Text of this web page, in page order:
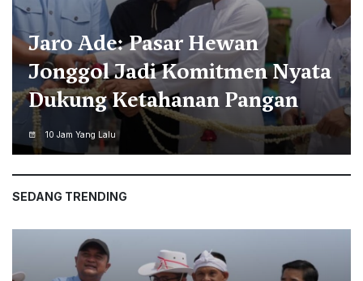
Dedie Tinjau Pembangunan
Pasar Merdeka, Revitalisasi
Kawasan Semeru hingga Jalan
Merdeka Disiapkan
10 Jam Yang Lalu
SEDANG TRENDING